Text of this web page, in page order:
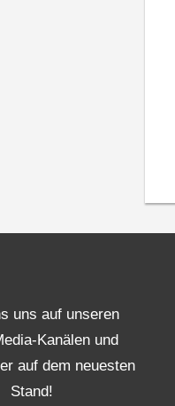
uns auf unseren
Kanälen und
auf dem neuesten
Stand!